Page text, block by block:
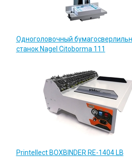
Одноголовочный
станок Nagel Citoborma 111
Printellect BOXBINDER RE-1404 LB